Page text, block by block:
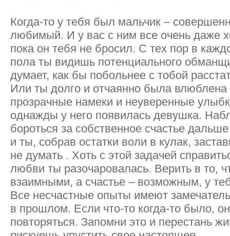
Когда-то у тебя был мальчик –
любимый. И у вас с ним все очень даже
пока он тебя не бросил. С тех пор в
пола ты видишь потенциального
думает, как бы побольнее с тобой
Или ты долго и отчаянно была влюблена
прозрачные намеки и неуверенные
однажды у него появилась девушка.
бороться за собственное счастье
и ты, собрав остатки воли в кулак,
не думать . Хоть с этой задачей
любви ты разочаровалась. Верить в то,
взаимными, а счастье – возможным, у
Все несчастные опыты имеют
в прошлом. Если что-то когда-то было,
повторяться. Запомни это и перестань